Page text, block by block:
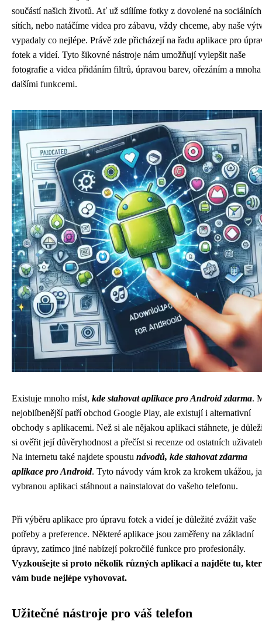
součástí našich životů. Ať už sdílíme fotky z dovolené na sociálních
sítích, nebo natáčíme videa pro zábavu, vždy chceme, aby naše
vypadaly co nejlépe. Právě zde přicházejí na řadu aplikace pro
fotek a videí. Tyto šikovné nástroje nám umožňují vylepšit naše
fotografie a videa přidáním filtrů, úpravou barev, ořezáním a mnoha
dalšími funkcemi.
Existuje mnoho míst, kde stahovat aplikace pro Android zdarma.
nejoblíbenější patří obchod Google Play, ale existují i ​​alternativní
obchody s aplikacemi. Než si ale nějakou aplikaci stáhnete, je
si ověřit její důvěryhodnost a přečíst si recenze od ostatních
Na internetu také najdete spoustu návodů, kde stahovat zdarma
aplikace pro Android. Tyto návody vám krok za krokem ukážou,
vybranou aplikaci stáhnout a nainstalovat do vašeho telefonu.
Při výběru aplikace pro úpravu fotek a videí je důležité zvážit vaše
potřeby a preference. Některé aplikace jsou zaměřeny na základní
úpravy, zatímco jiné nabízejí pokročilé funkce pro profesionály.
Vyzkoušejte si proto několik různých aplikací a najděte tu,
vám bude nejlépe vyhovovat.
Užitečné nástroje pro váš telefon